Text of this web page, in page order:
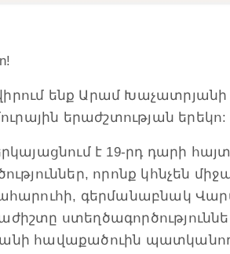
ենք Արամ
երաժշտության երեկո:
է 19-րդ դարի
որոնք կհնչեն
գերմանաբնակ
հավաքածուին